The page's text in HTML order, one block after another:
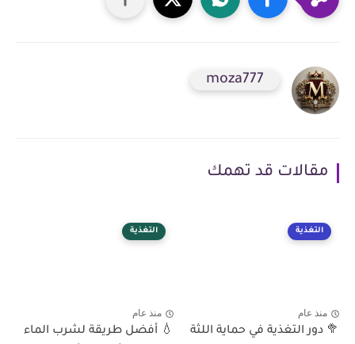
moza777
مقالات قد تهمك
التغذية
منذ عام
🥦 دور التغذية في حماية اللثة
التغذية
منذ عام
💧 أفضل طريقة لشرب الماء